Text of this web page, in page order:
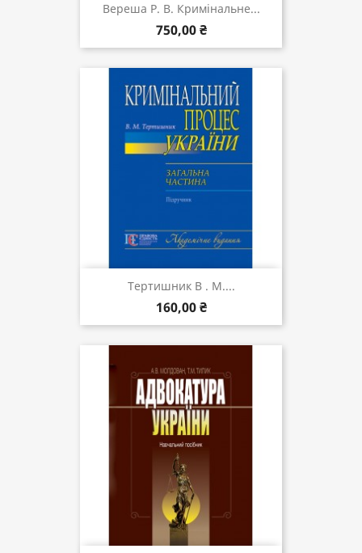
Вереша Р. В. Кримінальне...
750,00 ₴
Тертишник В . М....
160,00 ₴